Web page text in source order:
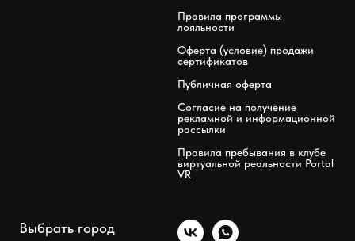
Правила программы
лояльности
Оферта (условие) продажи
сертификатов
Публичная оферта
Согласие на получение
рекламной и информационной
рассылки
Правила пребывания в клубе
виртуальной реальности Portal
VR
Выбрать город